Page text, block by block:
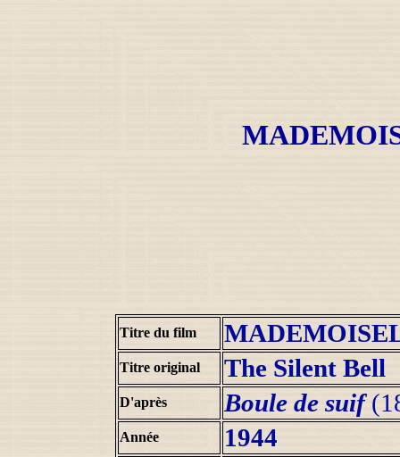
Titre du film
Titre original The Silent Bell
D'après Boule de suif
Année 1944